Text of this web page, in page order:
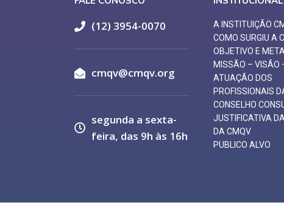
(12) 3954-0070
cmqv@cmqv.org
segunda a sexta-
feira, das 9h às 16h
A INSTITUIÇÃO
COMO SURGIU A
OBJETIVO E
MISSÃO – VISÃO
ATUAÇÃO DOS
PROFISSIONAIS
CONSELHO
JUSTIFICATIVA
DA CMQV
PUBLICO ALVO